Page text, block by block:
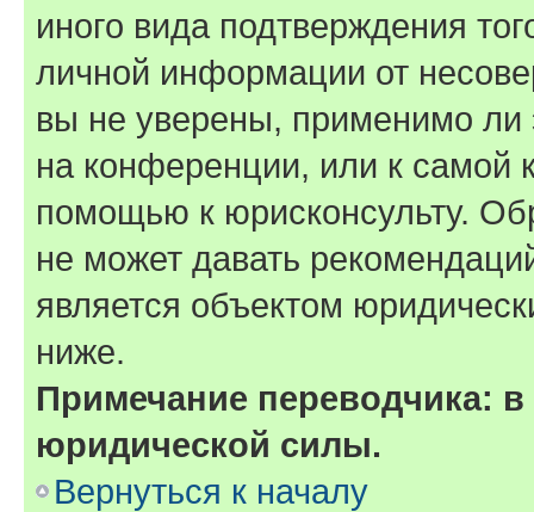
иного вида подтверждения
личной информации от
вы не уверены, применимо ли
на конференции, или к самой
помощью к юрисконсульту.
не может давать
является объектом
ниже.
Примечание переводчика:
юридической силы.
Вернуться к началу